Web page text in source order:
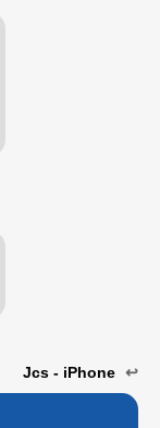
Jcs - iPhone ↩